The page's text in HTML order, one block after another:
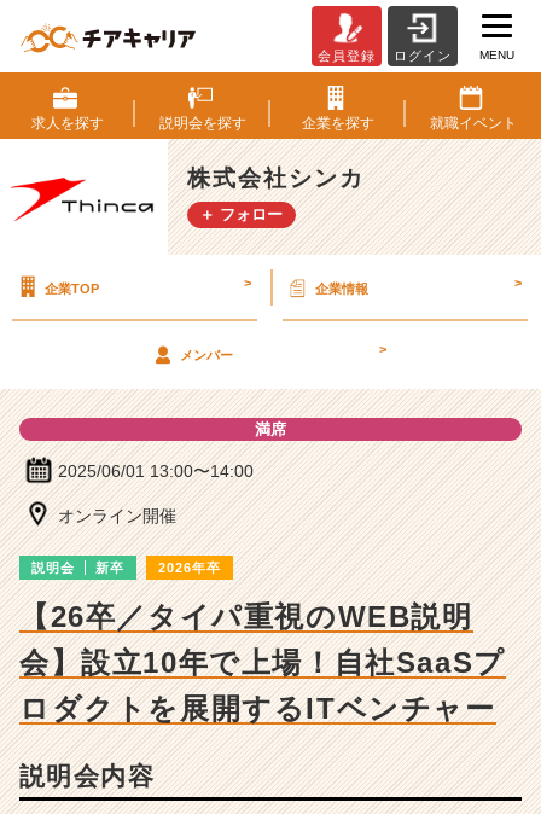
式
会
社
シ
ン
カ
会
|
ベ
ン
チ
長
業
か
ら
ス
カ
が
会員登録 ログイン MENU
求人を探す 説明会を探す 企業を探す 就職イベント
株式会社シンカ
＋ フォロー
企業TOP > 企業情報 >
メンバー >
満席
2025/06/01 13:00〜14:00
オンライン開催
説明会 新卒 2026年卒
【26卒／タイパ重視のWEB説明
会】設立10年で上場！自社SaaSプ
ロダクトを展開するITベンチャー
説明会内容